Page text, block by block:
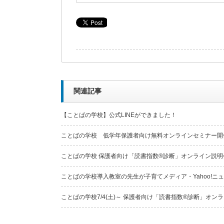
関連記事
【ことばの学校】公式LINEができました！
ことばの学校 低学年保護者向け無料オンラインセミナー開
ことばの学校 保護者向け「読書指数®診断」オンライン説
ことばの学校導入教室の先生が子育てメディア・Yahoo!ニ
ことばの学校7/4(土)～ 保護者向け「読書指数®診断」オン